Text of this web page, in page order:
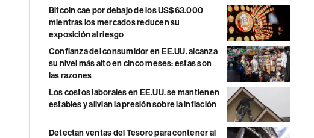
Bitcoin cae por debajo de los US$63.000
mientras los mercados reducen su
exposición al riesgo
Confianza del consumidor en EE.UU. alcanza
su nivel más alto en cinco meses: estas son
las razones
Los costos laborales en EE.UU. se mantienen
estables y alivian la presión sobre la inflación
Detectan ventas del Tesoro para contener al